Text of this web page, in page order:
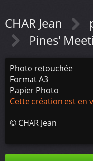
CHAR Jean
Pines'
Photo retouchée
Format A3
Papier Photo
Cette création est en
© CHAR Jean